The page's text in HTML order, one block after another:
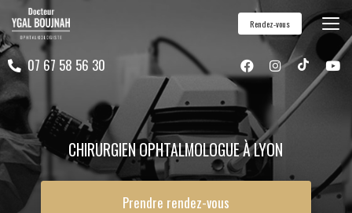
au
contenu
principal07 67 58 56 30
Rendez-vous
CHIRURGIEN OPHTALMOLOGUE À LYON
Prendre rendez-vous